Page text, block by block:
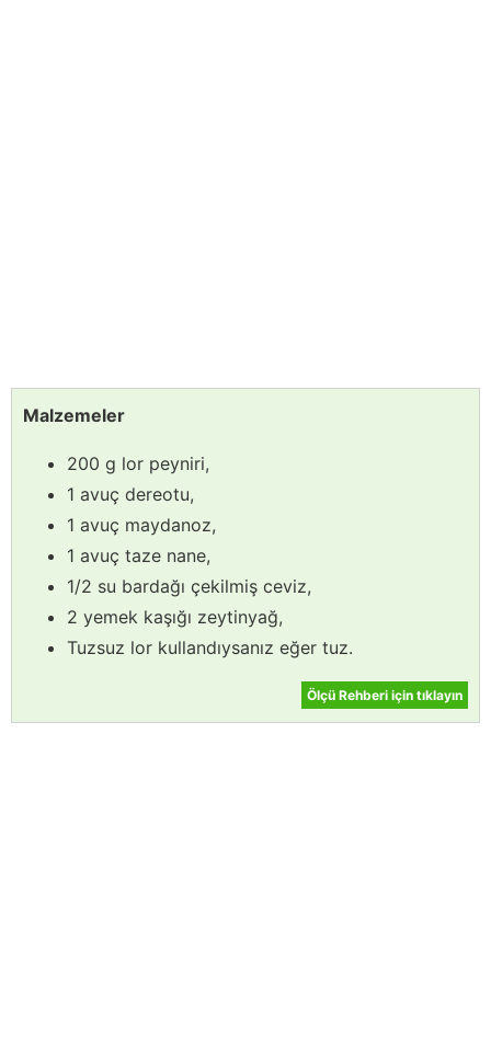
Malzemeler
200 g lor peyniri,
1 avuç dereotu,
1 avuç maydanoz,
1 avuç taze nane,
1/2 su bardağı çekilmiş ceviz,
2 yemek kaşığı zeytinyağ,
Tuzsuz lor kullandıysanız eğer tuz.
Ölçü Rehberi için tıklayın